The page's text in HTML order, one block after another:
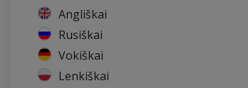
Angliškai
Rusiškai
Vokiškai
Lenkiškai